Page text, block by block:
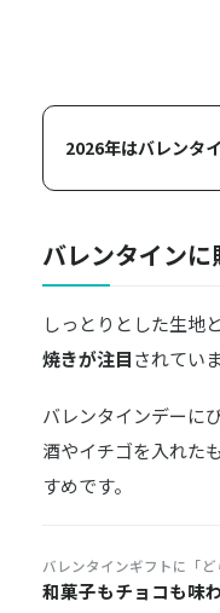
2026年はバレンタ
バレンタイン
しっとりとした生地
焼きが注目されてい
バレンタインデーに
酒やイチゴを入れた
すめです。
バレンタインギフトに「
和菓子もチョコも味